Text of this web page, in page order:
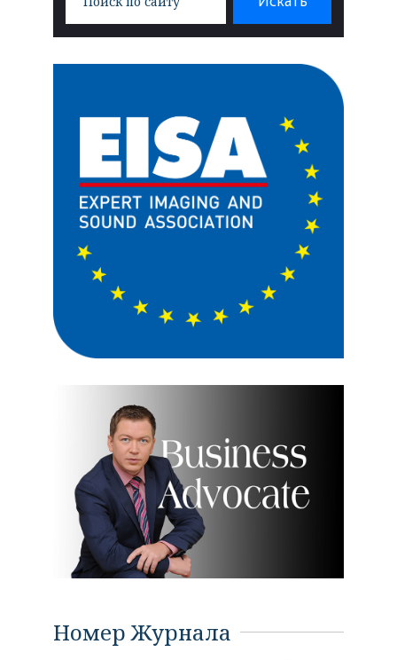
Номер Журнала